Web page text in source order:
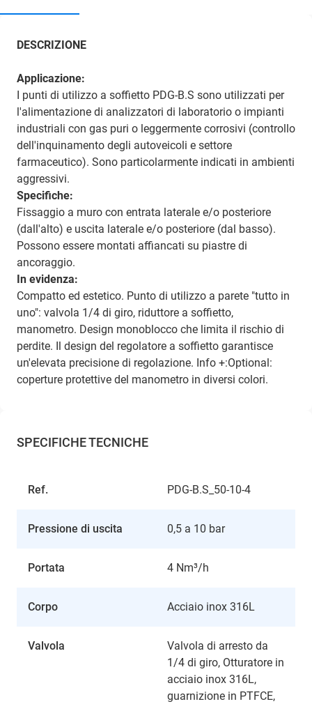
DESCRIZIONE
Applicazione:
I punti di utilizzo a soffietto PDG-B.S sono utilizzati per
l'alimentazione di analizzatori di laboratorio o impianti
industriali con gas puri o leggermente corrosivi (controllo
dell'inquinamento degli autoveicoli e settore
farmaceutico). Sono particolarmente indicati in ambienti
aggressivi.
Specifiche:
Fissaggio a muro con entrata laterale e/o posteriore
(dall'alto) e uscita laterale e/o posteriore (dal basso).
Possono essere montati affiancati su piastre di
ancoraggio.
In evidenza:
Compatto ed estetico. Punto di utilizzo a parete "tutto in
uno": valvola 1/4 di giro, riduttore a soffietto,
manometro. Design monoblocco che limita il rischio di
perdite. Il design del regolatore a soffietto garantisce
un'elevata precisione di regolazione. Info +:Optional:
coperture protettive del manometro in diversi colori.
SPECIFICHE TECNICHE
Ref. PDG-B.S_50-10-4
Pressione di uscita 0,5 a 10 bar
Portata 4 Nm³/h
Corpo Acciaio inox 316L
Valvola
Valvola di arresto da
1/4 di giro, Otturatore in
acciaio inox 316L,
guarnizione in PTFCE,